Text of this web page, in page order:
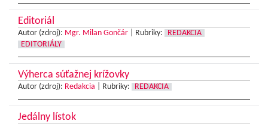
Editoriál
Autor (zdroj): Mgr. Milan Gončár Rubriky:
REDAKCIA
EDITORIÁLY
Výherca súťažnej krížovky
Autor (zdroj): Redakcia Rubriky: REDAKCIA
Jedálny lístok